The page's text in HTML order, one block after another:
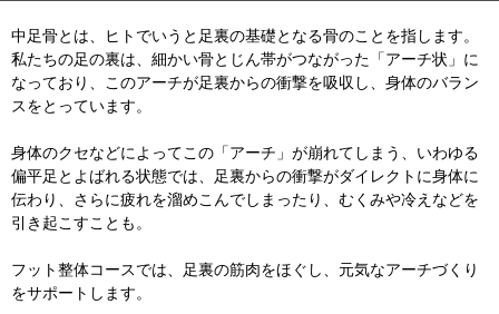
中足骨とは、ヒトでいうと足裏の基礎となる骨のことを指します。
私たちの足の裏は、細かい骨とじん帯がつながった「アーチ状」に
なっており、このアーチが足裏からの衝撃を吸収し、身体のバラン
スをとっています。
身体のクセなどによってこの「アーチ」が崩れてしまう、いわゆる
偏平足とよばれる状態では、足裏からの衝撃がダイレクトに身体に
伝わり、さらに疲れを溜めこんでしまったり、むくみや冷えなどを
引き起こすことも。
フット整体コースでは、足裏の筋肉をほぐし、元気なアーチづくり
をサポートします。